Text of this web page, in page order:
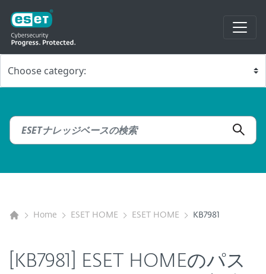
Home ESET HOME ESET HOME KB7981
[KB7981] ESET HOMEのパス